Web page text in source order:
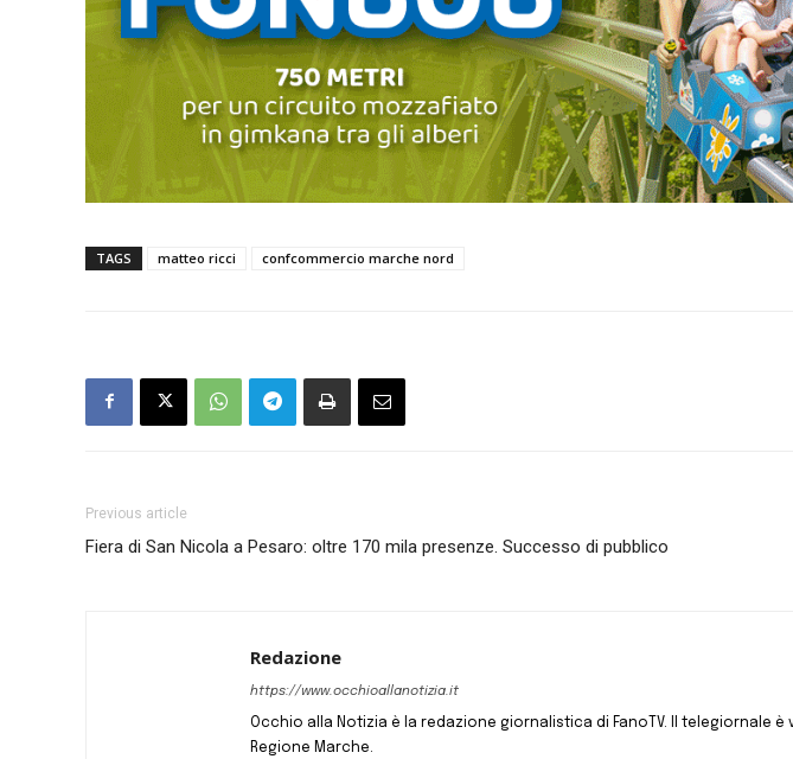
TAGS matteo ricci confcommercio marche nord
Previous article
Fiera di San Nicola a Pesaro: oltre 170 mila presenze. Successo di pubblico
Redazione
https://www.occhioallanotizia.it
Occhio alla Notizia è la redazione giornalistica di FanoTV. Il telegiornale
Regione Marche.